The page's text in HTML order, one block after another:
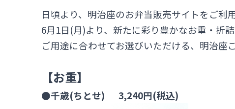
日頃より、明治座のお弁当販売サイトをご利
6月1日(月)より、新たに彩り豊かなお重・折詰
ご用途に合わせてお選びいただける、明治座
【お重】
●千歳(ちとせ) 3,240円(税込)